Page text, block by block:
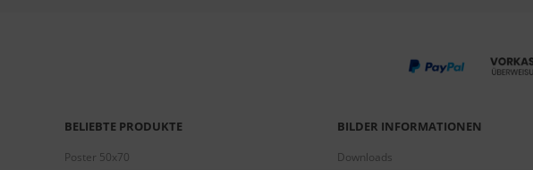
BELIEBTE PRODUKTE
Poster 50x70
BILDER INFORMATIONEN
Downloads